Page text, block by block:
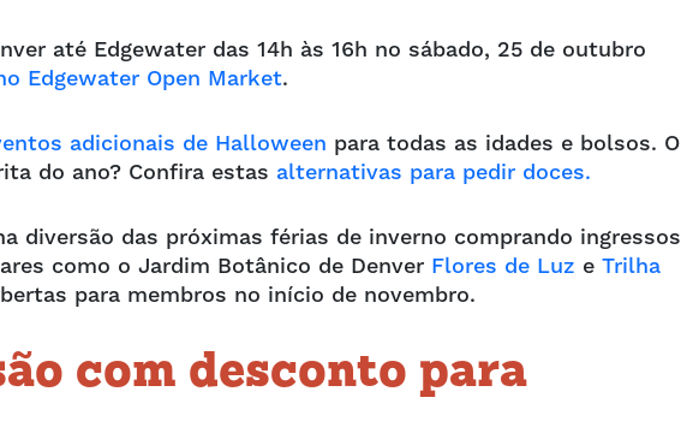
até Edgewater das 14h às 16h no sábado, 25 de outubro
Edgewater Open Market.
adicionais de Halloween para todas as idades e bolsos. O
do ano? Confira estas alternativas para pedir doces.
diversão das próximas férias de inverno comprando ingressos
como o Jardim Botânico de Denver Flores de Luz e Trilha
para membros no início de novembro.
com desconto para